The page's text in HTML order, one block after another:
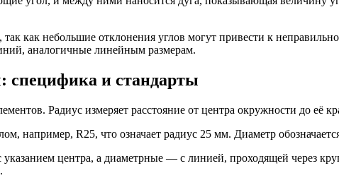
как небольшие отклонения углов могут привести к
аналогичные линейным размерам.
специфика и стандарты
Радиус измеряет расстояние от центра окружности до её
например, R25, что означает радиус 25 мм. Диаметр
центра, а диаметрные — с линией, проходящей через